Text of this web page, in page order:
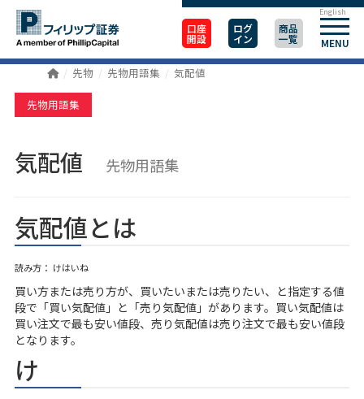
口座
開設
ログ
イン
商品
一覧 MENU
English
先物 先物用語集 気配値
先物用語集
気配値 先物用語集
気配値とは
読み方： けはいね
買い方または売り方が、買いたいまたは売りたい、と指定する値
段で「買い気配値」と「売り気配値」があります。買い気配値は
買い注文で最も安い値段、売り気配値は売り注文で最も安い値段
となります。
け